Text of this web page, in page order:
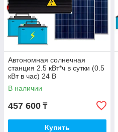
Автономная солнечная
станция 2.5 кВт*ч в сутки (0.5
кВт в час) 24 В
В наличии
457 600 ₸
Купить